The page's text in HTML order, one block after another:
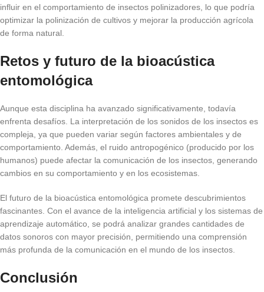
influir en el comportamiento de insectos polinizadores, lo que podría
optimizar la polinización de cultivos y mejorar la producción agrícola
de forma natural.
Retos y futuro de la bioacústica
entomológica
Aunque esta disciplina ha avanzado significativamente, todavía
enfrenta desafíos. La interpretación de los sonidos de los insectos es
compleja, ya que pueden variar según factores ambientales y de
comportamiento. Además, el ruido antropogénico (producido por los
humanos) puede afectar la comunicación de los insectos, generando
cambios en su comportamiento y en los ecosistemas.
El futuro de la bioacústica entomológica promete descubrimientos
fascinantes. Con el avance de la inteligencia artificial y los sistemas de
aprendizaje automático, se podrá analizar grandes cantidades de
datos sonoros con mayor precisión, permitiendo una comprensión
más profunda de la comunicación en el mundo de los insectos.
Conclusión